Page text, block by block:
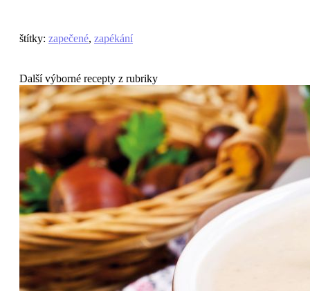
štítky: zapečené, zapékání
Další výborné recepty z rubriky